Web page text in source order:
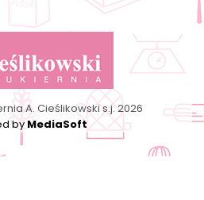
A. Cieślikowski s.j. 2026
byMediaSoft